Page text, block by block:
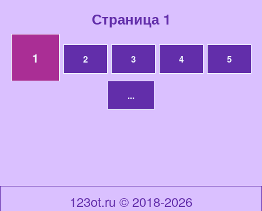
Страница 1
1 2 3 4 5
...
123ot.ru © 2018-2026